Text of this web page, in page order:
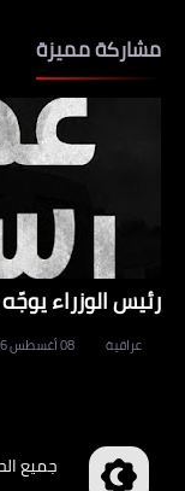
مشاركة مميزة
رئيس الوزراء
عراقية 08 أغسطس 2026
جميع